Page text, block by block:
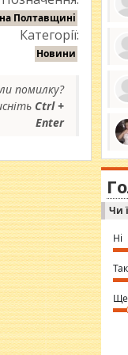
Полтавщині
Категорії:
Новини
помилку?
Ctrl +
Enter
за
ми
in
⇒
Чи
Ні
Так
Ще